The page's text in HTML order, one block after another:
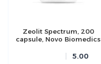
Zeolit Spectrum, 200
capsule, Novo Biomedics
5.00